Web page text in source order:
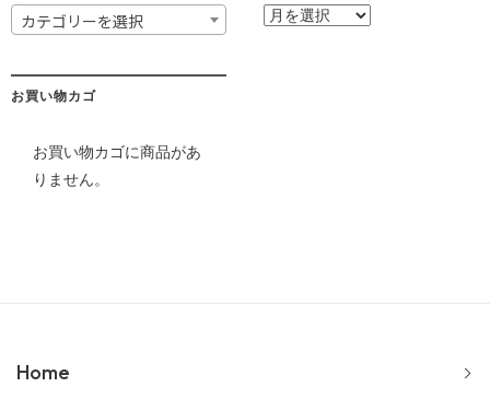
カテゴリーを選択
ア
ー
お買い物カゴ
お買い物カゴに商品があ
りません。
Home